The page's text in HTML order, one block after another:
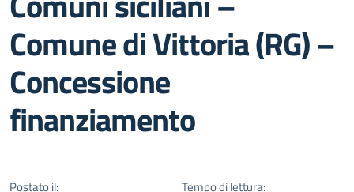
Comune di Vittoria (RG) –
Concessione
finanziamento
Postato il: Tempo di lettura: